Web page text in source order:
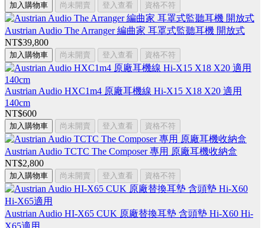
加入購物車 尚未開賣 登入查看 資格不符
Austrian Audio The Arranger 編曲家 耳罩式監聽耳機 開放式
NT$39,800
加入購物車 尚未開賣 登入查看 資格不符
Austrian Audio HXC1m4 原廠耳機線 Hi-X15 X18 X20 適用
140cm
NT$600
加入購物車 尚未開賣 登入查看 資格不符
Austrian Audio TCTC The Composer 專用 原廠耳機收納盒
NT$2,800
加入購物車 尚未開賣 登入查看 資格不符
Austrian Audio HI-X65 CUK 原廠替換耳墊 含頭墊 Hi-X60 Hi-